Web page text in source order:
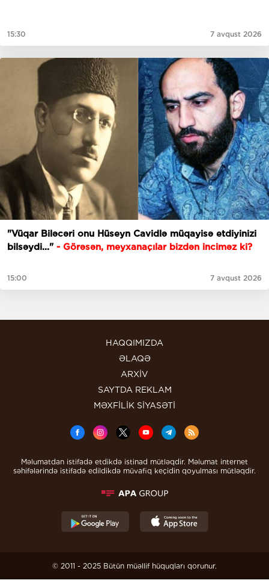
15:30 7 avqust 2026
"Vüqar Biləcəri onu Hüseyn Cavidlə müqayisə etdiyinizi
bilsəydi..." - Görəsən, meyxanaçılar bizdən inciməz ki?
15:00 7 avqust 2026
HAQQIMIZDA
ƏLAQƏ
ARXİV
SAYTDA REKLAM
MƏXFİLİK SİYASƏTİ
Məlumatdan istifadə etdikdə istinad mütləqdir. Məlumat internet
səhifələrində istifadə edildikdə müvafiq keçidin qoyulması mütləqdir.
© 2011 - 2025 Bütün müəllif hüquqları qorunur.